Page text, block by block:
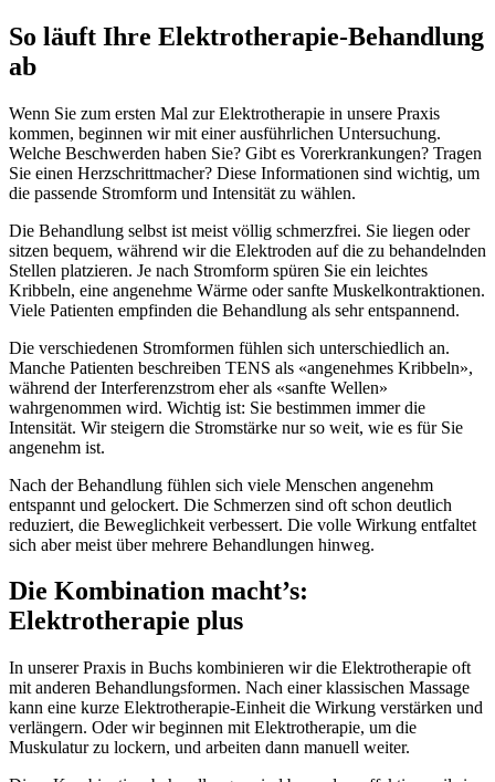
So läuft Ihre Elektrotherapie-Behandlung
ab
Wenn Sie zum ersten Mal zur Elektrotherapie in unsere Praxis
kommen, beginnen wir mit einer ausführlichen Untersuchung.
Welche Beschwerden haben Sie? Gibt es Vorerkrankungen? Tragen
Sie einen Herzschrittmacher? Diese Informationen sind wichtig, um
die passende Stromform und Intensität zu wählen.
Die Behandlung selbst ist meist völlig schmerzfrei. Sie liegen oder
sitzen bequem, während wir die Elektroden auf die zu behandelnden
Stellen platzieren. Je nach Stromform spüren Sie ein leichtes
Kribbeln, eine angenehme Wärme oder sanfte Muskelkontraktionen.
Viele Patienten empfinden die Behandlung als sehr entspannend.
Die verschiedenen Stromformen fühlen sich unterschiedlich an.
Manche Patienten beschreiben TENS als «angenehmes Kribbeln»,
während der Interferenzstrom eher als «sanfte Wellen»
wahrgenommen wird. Wichtig ist: Sie bestimmen immer die
Intensität. Wir steigern die Stromstärke nur so weit, wie es für Sie
angenehm ist.
Nach der Behandlung fühlen sich viele Menschen angenehm
entspannt und gelockert. Die Schmerzen sind oft schon deutlich
reduziert, die Beweglichkeit verbessert. Die volle Wirkung entfaltet
sich aber meist über mehrere Behandlungen hinweg.
Die Kombination macht’s:
Elektrotherapie plus
In unserer Praxis in Buchs kombinieren wir die Elektrotherapie oft
mit anderen Behandlungsformen. Nach einer klassischen Massage
kann eine kurze Elektrotherapie-Einheit die Wirkung verstärken und
verlängern. Oder wir beginnen mit Elektrotherapie, um die
Muskulatur zu lockern, und arbeiten dann manuell weiter.